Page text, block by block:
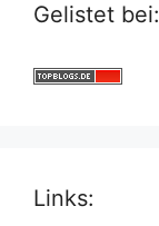
Gelistet bei:
Links: